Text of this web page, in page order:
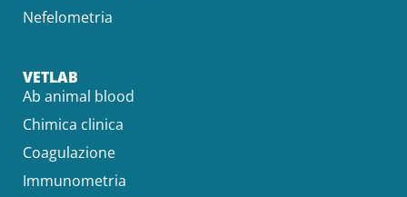
Nefelometria
VETLAB
Ab animal blood
Chimica clinica
Coagulazione
Immunometria